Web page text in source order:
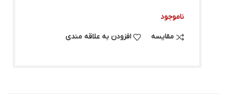
ناموجود
مقایسه افزودن به علاقه مندی